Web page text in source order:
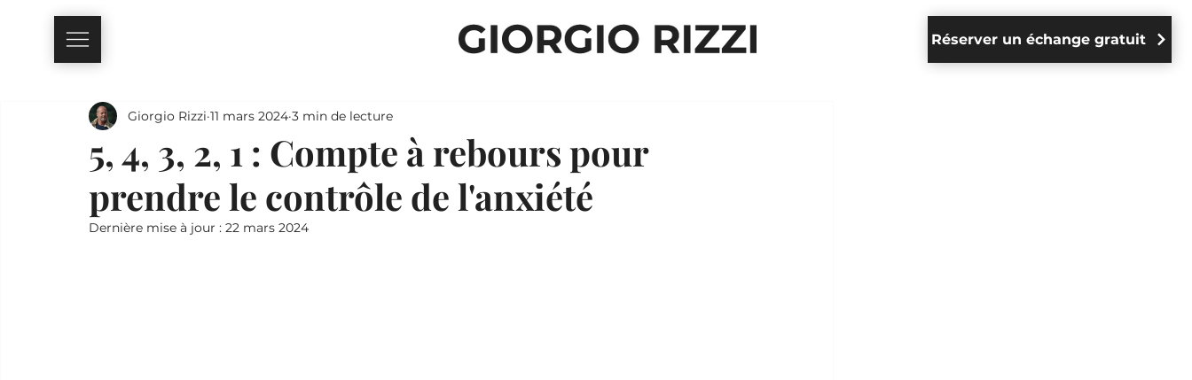
Réserver un échange gratuit
5, 4, 3, 2, 1 : Compte à rebours pour
prendre le contrôle de l'anxiété
Giorgio Rizzi 11 mars 2024 3 min de lecture
Dernière mise à jour : 22 mars 2024